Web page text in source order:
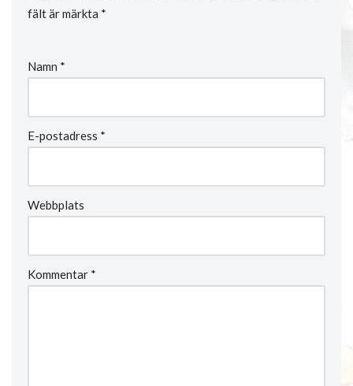
fält är märkta *
Namn *
E-postadress *
Webbplats
Kommentar *